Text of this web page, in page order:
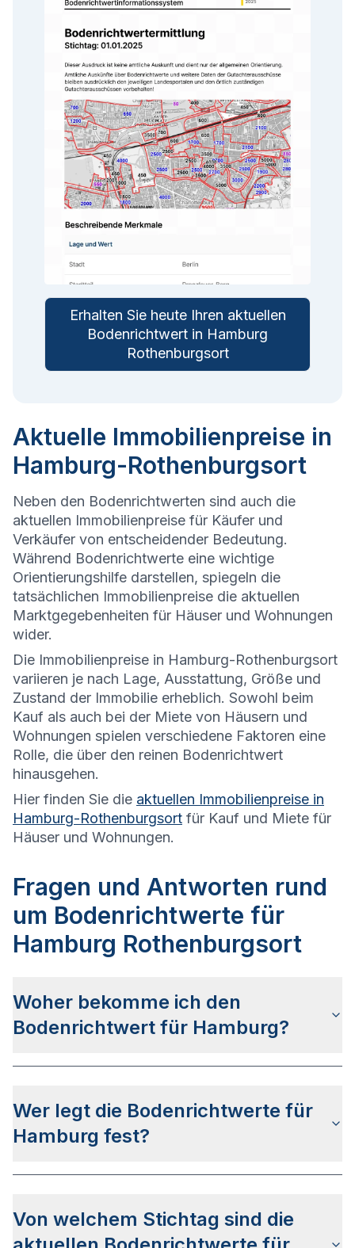
Erhalten Sie heute Ihren aktuellen
Bodenrichtwert in Hamburg
Rothenburgsort
Aktuelle Immobilienpreise in
Hamburg-Rothenburgsort
Neben den Bodenrichtwerten sind auch die
aktuellen Immobilienpreise für Käufer und
Verkäufer von entscheidender Bedeutung.
Während Bodenrichtwerte eine wichtige
Orientierungshilfe darstellen, spiegeln die
tatsächlichen Immobilienpreise die aktuellen
Marktgegebenheiten für Häuser und Wohnungen
wider.
Die Immobilienpreise in Hamburg-Rothenburgsort
variieren je nach Lage, Ausstattung, Größe und
Zustand der Immobilie erheblich. Sowohl beim
Kauf als auch bei der Miete von Häusern und
Wohnungen spielen verschiedene Faktoren eine
Rolle, die über den reinen Bodenrichtwert
hinausgehen.
Hier finden Sie die aktuellen Immobilienpreise in
Hamburg-Rothenburgsort für Kauf und Miete für
Häuser und Wohnungen.
Fragen und Antworten rund
um Bodenrichtwerte für
Hamburg Rothenburgsort
Woher bekomme ich den
Bodenrichtwert für Hamburg?
Stadtteilseiten. Alternativ können Sie bei BORIS
HHnach Ihrer Adresse suchen bzw. beim
Gutachterausschuss für Grundstückswerte in der
Wer legt die Bodenrichtwerte für
Hamburg fest?
Stadt Hamburgfestgelegt.
Von welchem Stichtag sind die